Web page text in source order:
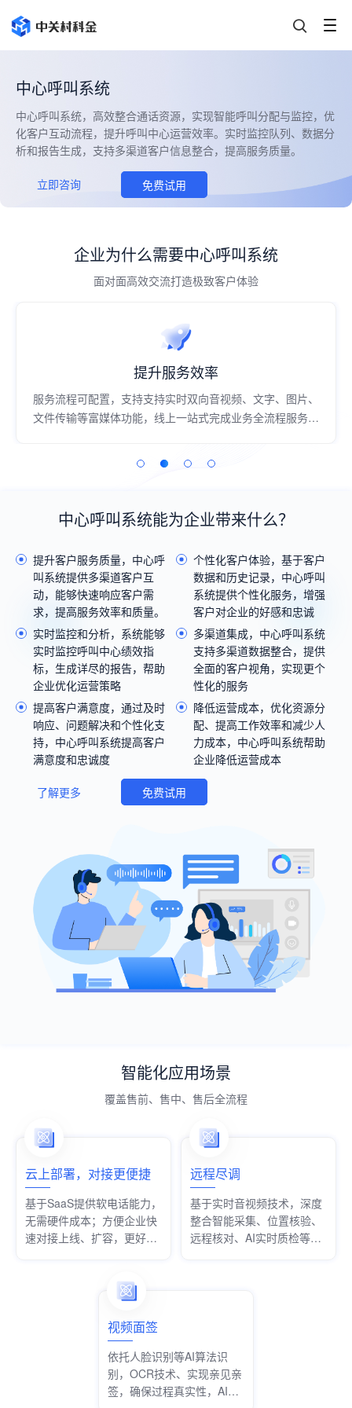
中心呼叫系统
中心呼叫系统，高效整合通话资源，实现智能呼叫分配与监控，优
化客户互动流程，提升呼叫中心运营效率。实时监控队列、数据分
析和报告生成，支持多渠道客户信息整合，提高服务质量。
立即咨询 免费试用
企业为什么需要中心呼叫系统
面对面高效交流打造极致客户体验
提升服务效率
服务流程可配置，支持支持实时双向音视频、文字、图片、
文件传输等富媒体功能，线上一站式完成业务全流程服务，
中心呼叫系统能为企业带来什么？
提升客户服务质量，中心呼
叫系统提供多渠道客户互
动，能够快速响应客户需
求，提高服务效率和质量。
个性化客户体验，基于客户
数据和历史记录，中心呼叫
系统提供个性化服务，增强
客户对企业的好感和忠诚
实时监控和分析，系统能够
实时监控呼叫中心绩效指
标，生成详尽的报告，帮助
企业优化运营策略
多渠道集成，中心呼叫系统
支持多渠道数据整合，提供
全面的客户视角，实现更个
性化的服务
提高客户满意度，通过及时
响应、问题解决和个性化支
持，中心呼叫系统提高客户
满意度和忠诚度
降低运营成本，优化资源分
配、提高工作效率和减少人
力成本，中心呼叫系统帮助
企业降低运营成本
了解更多 免费试用
智能化应用场景
覆盖售前、售中、售后全流程
云上部署，对接更便捷
基于SaaS提供软电话能力，
无需硬件成本；方便企业快
速对接上线、扩容，更好适
远程尽调
基于实时音视频技术，深度
整合智能采集、位置核验、
远程核对、AI实时质检等功
视频面签
依托人脸识别等AI算法识
别，OCR技术、实现亲见亲
签，确保过程真实性，AI实